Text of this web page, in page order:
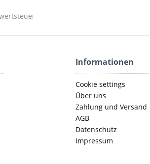
Informationen
Cookie settings
Über uns
Zahlung und Versand
AGB
Datenschutz
Impressum